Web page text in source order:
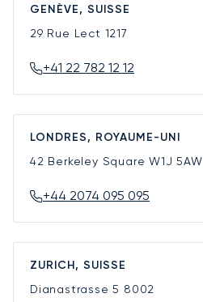
GENÈVE, SUISSE
29 Rue Lect 1217
+41 22 782 12 12
LONDRES, ROYAUME-UNI
42 Berkeley SquareW1J 5AW
+44 2074 095 095
ZURICH, SUISSE
Dianastrasse 5 8002